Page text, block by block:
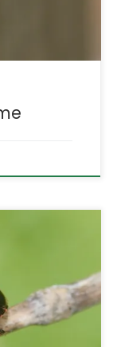
les potagers
Eurydema
Hétéroptère
= corps large,
brassica bug »,
etc.)